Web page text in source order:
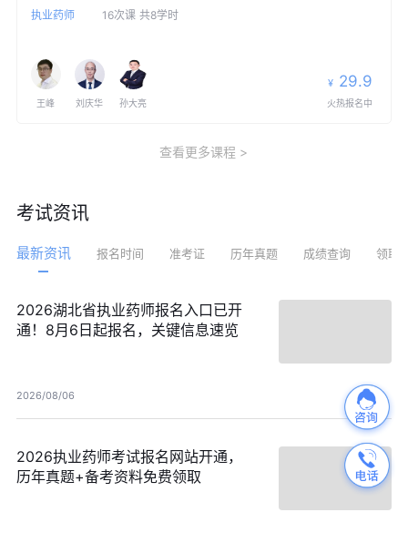
执业药师 16次课 共8学时
王峰 刘庆华 孙大亮
¥ 29.9
火热报名中
查看更多课程
考试资讯
最新资讯 报名时间 准考证 历年真题 成绩查询 领取
2026湖北省执业药师报名入口已开
通！8月6日起报名，关键信息速览
2026/08/06
2026执业药师考试报名网站开通，
历年真题+备考资料免费领取